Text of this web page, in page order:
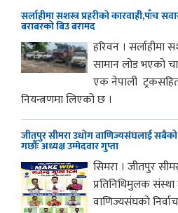
सर्लाहीमा सशस्त्र प्रहरीको कारवाही,पाँच
बराबरको बिउ बरामद
हरिवन । सर्लाहीमा
सामान लोड भएको
एक नेपाली
नियन्त्रणमा लिएको छ ।
जीतपुर सीमरा उधोग वाणिज्यसंघलाई
गर्छौः अध्यक्ष उम्मेदवार गुप्ता
सिमरा । जीतपुर
प्रतिनिधिमुलक
वाणिज्यसंघको